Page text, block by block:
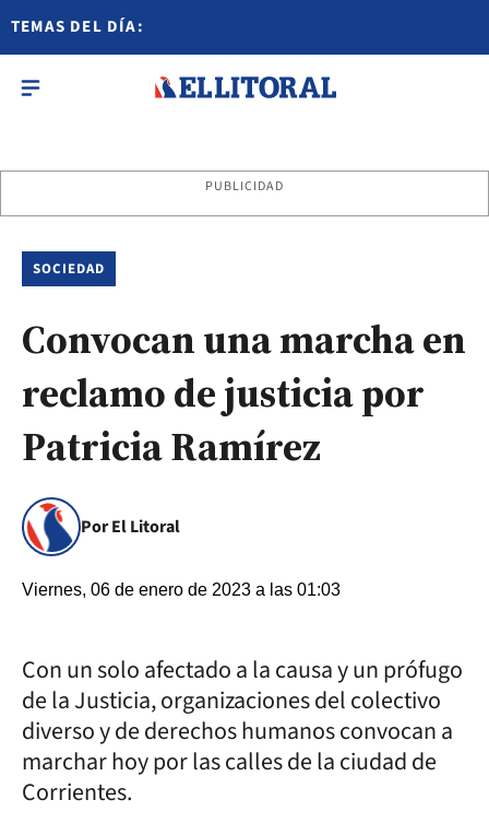
TEMAS DEL DÍA:
PUBLICIDAD
SOCIEDAD
Convocan una marcha en
reclamo de justicia por
Patricia Ramírez
Por El Litoral
Viernes, 06 de enero de 2023 a las 01:03
Con un solo afectado a la causa y un prófugo
de la Justicia, organizaciones del colectivo
diverso y de derechos humanos convocan a
marchar hoy por las calles de la ciudad de
Corrientes.